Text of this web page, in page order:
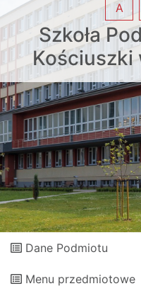
Szkoła
Kościuszki
A
Dane Podmiotu
Menu przedmiotowe